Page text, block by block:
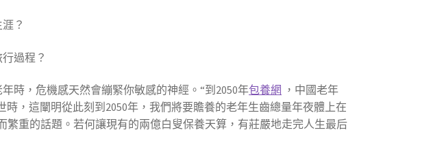
？
過程？
時，危機感天然會繃緊你敏感的神經。“到2050年包養網 ，中國老年
，這闡明從此刻到2050年，我們將要贍養的老年生齒總量年夜體上在
重的話題。若何讓現有的兩億白叟保養天算，有莊嚴地走完人生最后